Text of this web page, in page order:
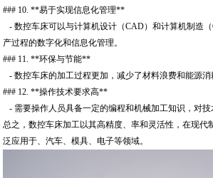
### 10. **易于实现信息化管理**
- 数控车床可以与计算机设计（CAD）和计算机制造
产过程的数字化和信息化管理。
### 11. **环保与节能**
- 数控车床的加工过程更加，减少了材料浪费和能源消
### 12. **操作技术要求高**
- 需要操作人员具备一定的编程和机械加工知识，对技
总之，数控车床加工以其高精度、率和灵活性，在现代
泛应用于、汽车、模具、电子等领域。